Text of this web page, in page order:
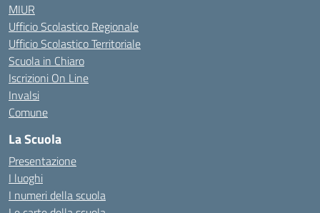
MIUR
Ufficio Scolastico Regionale
Ufficio Scolastico Territoriale
Scuola in Chiaro
Iscrizioni On Line
Invalsi
Comune
La Scuola
Presentazione
I luoghi
I numeri della scuola